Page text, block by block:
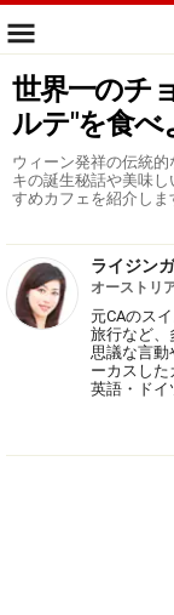
世界一のチ
ルテ"を食べ
ウィーン発祥の伝統
キの誕生秘話や美味
すめカフェを紹介しま
ライジン
オーストリ
元CAのス
旅行など、
思議な言動
ーカスした
英語・ドイ